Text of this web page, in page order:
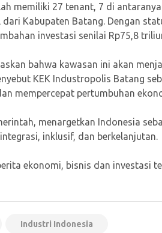
memiliki 27 tenant, 7 di
Kabupaten Batang. Dengan
investasi senilai Rp75,8
bahwa kawasan ini akan
KEK Industropolis Batang
mempercepat pertumbuhan
menargetkan Indonesia
inklusif, dan berkelanjutan.
ekonomi, bisnis dan investasi
Industri Indonesia